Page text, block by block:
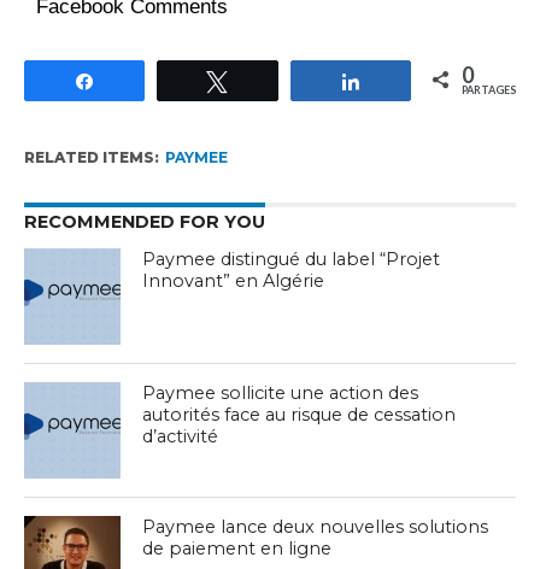
Facebook Comments
Partagez 0
PARTAGES
RELATED ITEMS: PAYMEE
RECOMMENDED FOR YOU
Paymee distingué du label “Projet
Innovant” en Algérie
Paymee sollicite une action des
autorités face au risque de cessation
d’activité
Paymee lance deux nouvelles solutions
de paiement en ligne